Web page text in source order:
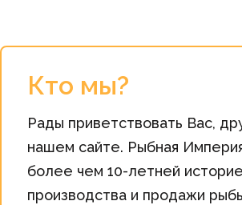
Кто мы?
Рады приветствовать Вас,
нашем сайте. Рыбная
более чем 10-летней
производства и продажи